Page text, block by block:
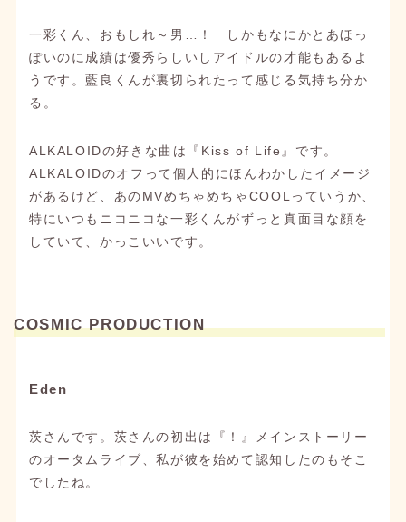
一彩くん、おもしれ～男…！ しかもなにかとあほっ
ぽいのに成績は優秀らしいしアイドルの才能もあるよ
うです。藍良くんが裏切られたって感じる気持ち分か
る。
ALKALOIDの好きな曲は『Kiss of Life』です。
ALKALOIDのオフって個人的にほんわかしたイメージ
があるけど、あのMVめちゃめちゃCOOLっていうか、
特にいつもニコニコな一彩くんがずっと真面目な顔を
していて、かっこいいです。
COSMIC PRODUCTION
Eden
茨さんです。茨さんの初出は『！』メインストーリー
のオータムライブ、私が彼を始めて認知したのもそこ
でしたね。